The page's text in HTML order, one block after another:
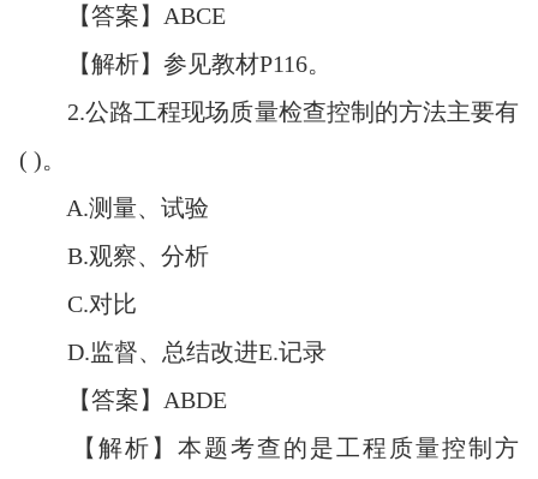
【答案】ABCE
【解析】参见教材P116。
2.公路工程现场质量检查控制的方法主要有
( )。
A.测量、试验
B.观察、分析
C.对比
D.监督、总结改进E.记录
【答案】ABDE
【解析】本题考查的是工程质量控制方